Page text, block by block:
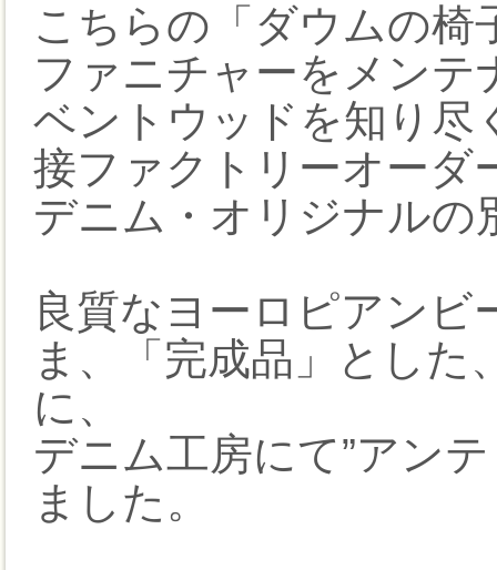
こちらの「ダウムの椅
ファニチャーをメンテ
ベントウッドを知り尽
接ファクトリーオーダ
デニム・オリジナルの
良質なヨーロピアンビ
ま、「完成品」とした
に、
デニム工房にて”アン
ました。